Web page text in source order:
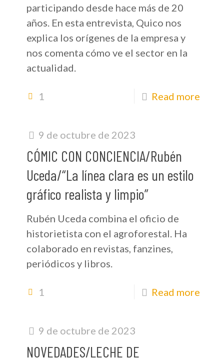
participando desde hace más de 20
años. En esta entrevista, Quico nos
explica los orígenes de la empresa y
nos comenta cómo ve el sector en la
actualidad.
1 Read more
9 de octubre de 2023
CÓMIC CON CONCIENCIA/Rubén
Uceda/“La línea clara es un estilo
gráfico realista y limpio”
Rubén Uceda combina el oficio de
historietista con el agroforestal. Ha
colaborado en revistas, fanzines,
periódicos y libros.
1 Read more
9 de octubre de 2023
NOVEDADES/LECHE DE